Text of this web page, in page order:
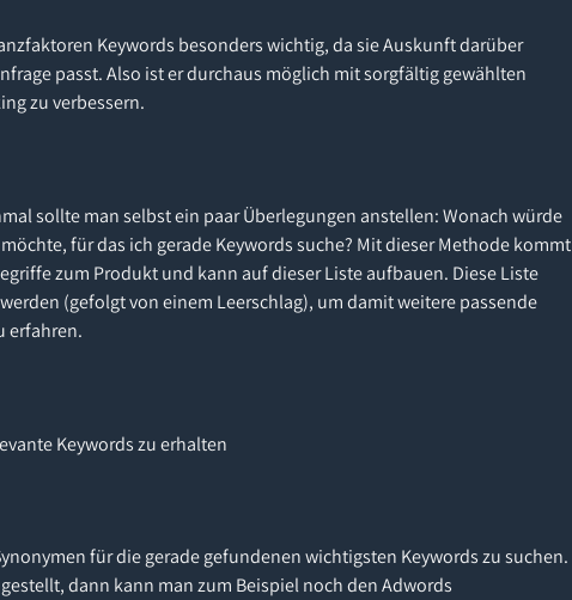
Keywords besonders wichtig, da sie Auskunft darüber
passt. Also ist er durchaus möglich mit sorgfältig gewählten
zu verbessern.
sollte man selbst ein paar Überlegungen anstellen: Wonach würde
für das ich gerade Keywords suche? Mit dieser Methode kommt
zum Produkt und kann auf dieser Liste aufbauen. Diese Liste
(gefolgt von einem Leerschlag), um damit weitere passende
erfahren.
Keywords zu erhalten
für die gerade gefundenen wichtigsten Keywords zu suchen.
dann kann man zum Beispiel noch den Adwords